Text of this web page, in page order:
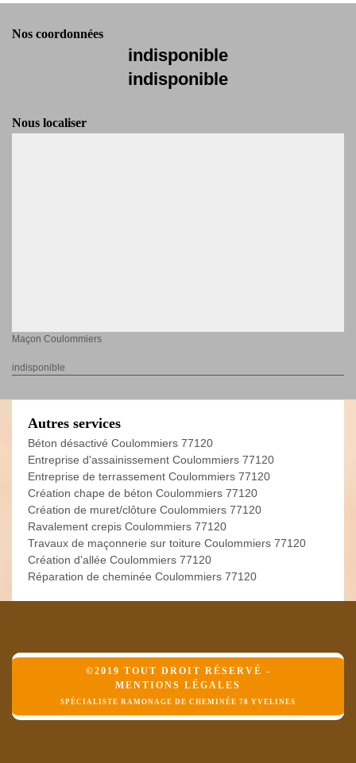
Nos coordonnées
indisponible
indisponible
Nous localiser
Maçon Coulommiers
indisponible
Autres services
Béton désactivé Coulommiers 77120
Entreprise d'assainissement Coulommiers 77120
Entreprise de terrassement Coulommiers 77120
Création chape de béton Coulommiers 77120
Création de muret/clôture Coulommiers 77120
Ravalement crepis Coulommiers 77120
Travaux de maçonnerie sur toiture Coulommiers 77120
Création d'allée Coulommiers 77120
Réparation de cheminée Coulommiers 77120
©2019 TOUT DROIT RÉSERVÉ -
MENTIONS LÉGALES
SPÉCIALISTE RAMONAGE DE CHEMINÉE 78 YVELINES